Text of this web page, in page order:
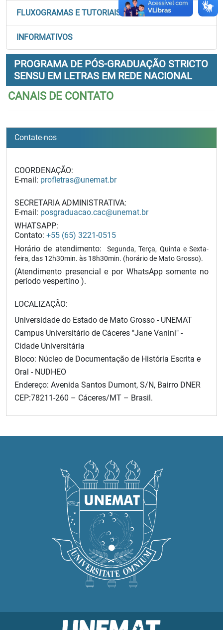
FLUXOGRAMAS E TUTORIAIS
INFORMATIVOS
PROGRAMA DE PÓS-GRADUAÇÃO STRICTO
SENSU EM LETRAS EM REDE NACIONAL
CANAIS DE CONTATO
Contate-nos
COORDENAÇÃO:
E-mail: profletras@unemat.br
SECRETARIA ADMINISTRATIVA:
E-mail: posgraduacao.cac@unemat.br
WHATSAPP:
Contato: +55 (65) 3221-0515
Horário de atendimento:
Segunda, Terça, Quinta e Sexta-
feira, das 12h30min. às 18h30min. (horário de Mato Grosso).
(Atendimento presencial e por WhatsApp somente no
período vespertino ).
LOCALIZAÇÃO:
Universidade do Estado de Mato Grosso - UNEMAT
Campus Universitário de Cáceres "Jane Vanini" -
Cidade Universitária
Bloco: Núcleo de Documentação de História Escrita e
Oral - NUDHEO
Endereço: Avenida Santos Dumont, S/N, Bairro DNER
CEP:78211-260 – Cáceres/MT – Brasil.